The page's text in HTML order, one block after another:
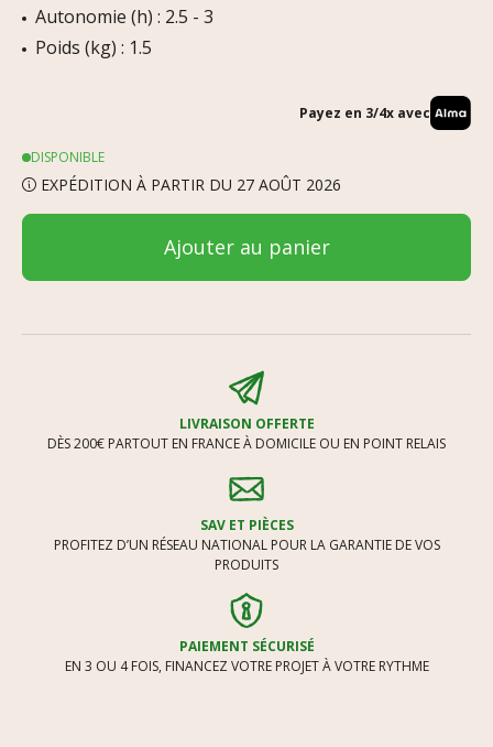
Autonomie (h) : 2.5 - 3
Poids (kg) : 1.5
Payez en 3/4x avec
DISPONIBLE
EXPÉDITION À PARTIR DU 27 AOÛT 2026
Ajouter au panier
LIVRAISON OFFERTE
DÈS 200€ PARTOUT EN FRANCE À DOMICILE OU EN POINT RELAIS
SAV ET PIÈCES
PROFITEZ D’UN RÉSEAU NATIONAL POUR LA GARANTIE DE VOS
PRODUITS
PAIEMENT SÉCURISÉ
EN 3 OU 4 FOIS, FINANCEZ VOTRE PROJET À VOTRE RYTHME